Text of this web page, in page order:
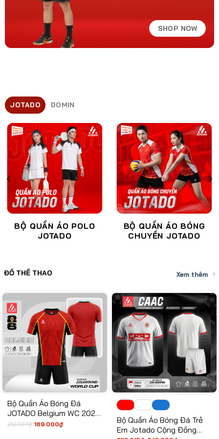
SHOP NOW
JOTADO DOMIN
BỘ QUẦN ÁO POLO
JOTADO
BỘ QUẦN ÁO BÓNG
CHUYỀN JOTADO
ĐỒ THỂ THAO Xem thêm
Bộ Quần Áo Bóng Đá
JOTADO Belgium WC 2026
– Chất Vải Mè Siêu
212.037₫
Giá
189.000₫
Giá
Bộ Quần Áo Bóng Đá Trẻ
Em Jotado Cộng Đồng